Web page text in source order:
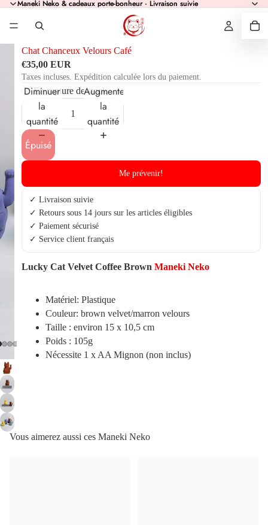
Maneki Neko & cadeaux porte-bonheur · Livraison suivie
Maneki Neko & cadeaux porte-bonheur · Livraison suivie
Chat Chanceux Velours Café
€35,00 EUR
Taxes incluses. Expédition calculée lors du paiement.
En rupture de stock
Diminuer
la
quantité
Augmenter
la
quantité
Épuisé
Me prévenir!
✓ Livraison suivie
✓ Retours sous 14 jours sur les articles éligibles
✓ Paiement sécurisé
✓ Service client français
Lucky Cat Velvet Coffee Brown Maneki Neko
Matériel: Plastique
Couleur: brown velvet/marron velours
Taille : environ 15 x 10,5 cm
Poids : 105g
Nécessite 1 x AA Mignon (non inclus)
Vous aimerez aussi ces Maneki Neko